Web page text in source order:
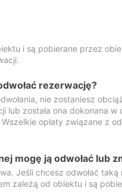
i są pobierane przez
rezerwację?
nie zostaniesz
lub została ona dokonana
opłaty związane z
mogę ją odwołać lub
Jeśli chcesz odwołać
zależą od obiektu i są